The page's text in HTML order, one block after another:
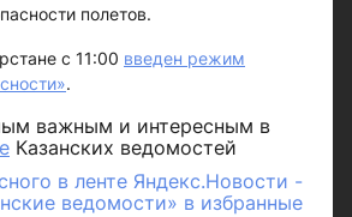
полетов.
с 11:00 введен режим
.
важным и интересным в
Казанских ведомостей
в ленте Яндекс.Новости -
ведомости» в избранные